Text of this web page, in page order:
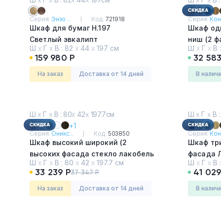
Серия:Энзо ... Код: 721918
Шкаф для бумаг H.197
Светлый эвкалипт
Ш х Г х В : 82 х 44 х 197 см
159 980 Р
На заказ Доставка от 14 дней
Серия:
Шкаф
ниш (2
в раме,
Дуб
Ш х Г х В :
32
в
Ш х Г х В : 80х 42х 197.7см
+1
Серия: Оникс... Код: 503850
Шкаф высокий широкий (2
высоких фасада стекло лакобель
в раме)
Дуб Аттик
Ш х Г х В : 80 х 42 х 197.7 см
33 239 Р37 347 Р
На заказ Доставка от 14 дней
Ш х Г х В :
Серия:
Шкаф
фасада ЛДСП, 2
стекло
ниша)
Дуб
Ш х Г х В :
41
в